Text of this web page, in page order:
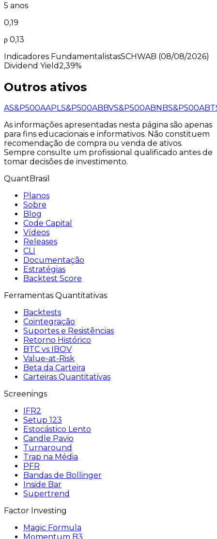
5 anos
0,19
ρ 0,13
Indicadores FundamentalistasSCHWAB (08/08/2026)
Dividend Yield2,39%
Outros ativos
AS&P500AAPLS&P500ABBVS&P500ABNBS&P500ABT
As informações apresentadas nesta página são apenas
para fins educacionais e informativos. Não constituem
recomendação de compra ou venda de ativos.
Sempre consulte um profissional qualificado antes de
tomar decisões de investimento.
QuantBrasil
Planos
Sobre
Blog
Code Capital
Vídeos
Releases
CLI
Documentação
Estratégias
Backtest Score
Ferramentas Quantitativas
Backtests
Cointegração
Suportes e Resistências
Retorno Histórico
BTC vs IBOV
Value-at-Risk
Beta da Carteira
Carteiras Quantitativas
Screenings
IFR2
Setup 123
Estocástico Lento
Candle Pavio
Turnaround
Trap na Média
PFR
Bandas de Bollinger
Inside Bar
Supertrend
Factor Investing
Magic Formula
Momentum B3